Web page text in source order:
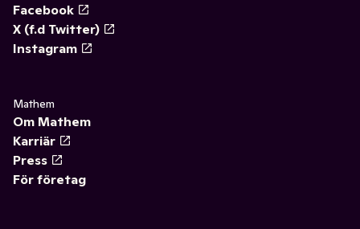
Facebook
X (f.d Twitter)
Instagram
Mathem
Om Mathem
Karriär
Press
För företag